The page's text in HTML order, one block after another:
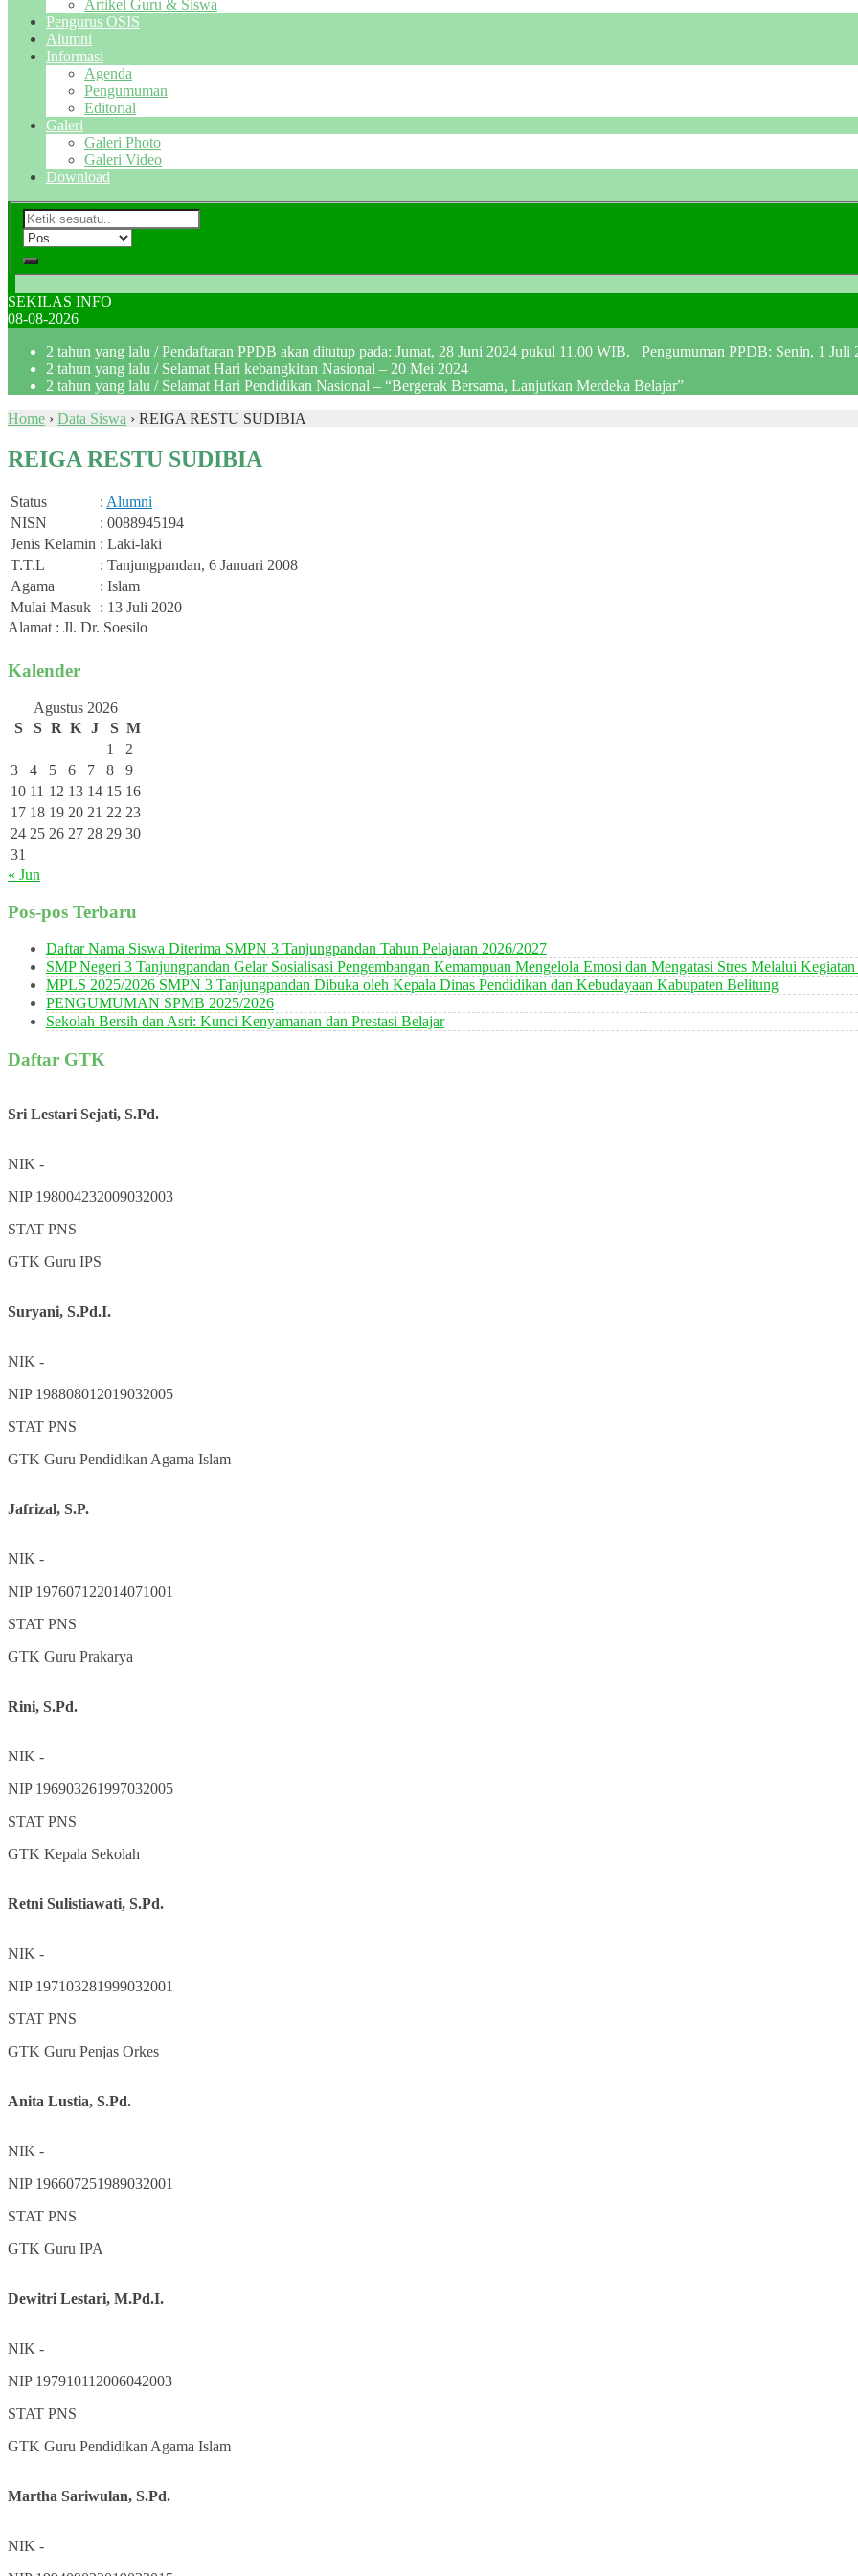
Artikel Guru & Siswa
Pengurus OSIS
Alumni
Informasi
Agenda
Pengumuman
Editorial
Galeri
Galeri Photo
Galeri Video
Download
SEKILAS INFO
08-08-2026
2 tahun yang lalu / Pendaftaran PPDB akan ditutup pada: Jumat, 28 Juni 2024 pukul 11.00 WIB. Pengumuman PPDB: Senin, 1 Juli
2 tahun yang lalu / Selamat Hari kebangkitan Nasional – 20 Mei 2024
2 tahun yang lalu / Selamat Hari Pendidikan Nasional – “Bergerak Bersama, Lanjutkan Merdeka Belajar”
Home › Data Siswa › REIGA RESTU SUDIBIA
REIGA RESTU SUDIBIA
Status : Alumni
NISN
: 0088945194
Jenis Kelamin : Laki-laki
T.T.L
: Tanjungpandan, 6 Januari 2008
Agama
: Islam
Mulai Masuk : 13 Juli 2020
Alamat : Jl. Dr. Soesilo
Kalender
Agustus 2026
S
S R K J S M
1
2
3
4 5 6 7 8
9
10 11 12 13 14 15 16
17 18 19 20 21 22 23
24 25 26 27 28 29 30
31
« Jun
Pos-pos Terbaru
Daftar Nama Siswa Diterima SMPN 3 Tanjungpandan Tahun Pelajaran 2026/2027
SMP Negeri 3 Tanjungpandan Gelar Sosialisasi Pengembangan Kemampuan Mengelola Emosi dan Mengatasi Stres Melalui
MPLS 2025/2026 SMPN 3 Tanjungpandan Dibuka oleh Kepala Dinas Pendidikan dan Kebudayaan Kabupaten Belitung
PENGUMUMAN SPMB 2025/2026
Sekolah Bersih dan Asri: Kunci Kenyamanan dan Prestasi Belajar
Daftar GTK
Sri Lestari Sejati, S.Pd.
NIK -
NIP 198004232009032003
STAT PNS
GTK Guru IPS
Suryani, S.Pd.I.
NIK -
NIP 198808012019032005
STAT PNS
GTK Guru Pendidikan Agama Islam
Jafrizal, S.P.
NIK -
NIP 197607122014071001
STAT PNS
GTK Guru Prakarya
Rini, S.Pd.
NIK -
NIP 196903261997032005
STAT PNS
GTK Kepala Sekolah
Retni Sulistiawati, S.Pd.
NIK -
NIP 197103281999032001
STAT PNS
GTK Guru Penjas Orkes
Anita Lustia, S.Pd.
NIK -
NIP 196607251989032001
STAT PNS
GTK Guru IPA
Dewitri Lestari, M.Pd.I.
NIK -
NIP 197910112006042003
STAT PNS
GTK Guru Pendidikan Agama Islam
Martha Sariwulan, S.Pd.
NIK -